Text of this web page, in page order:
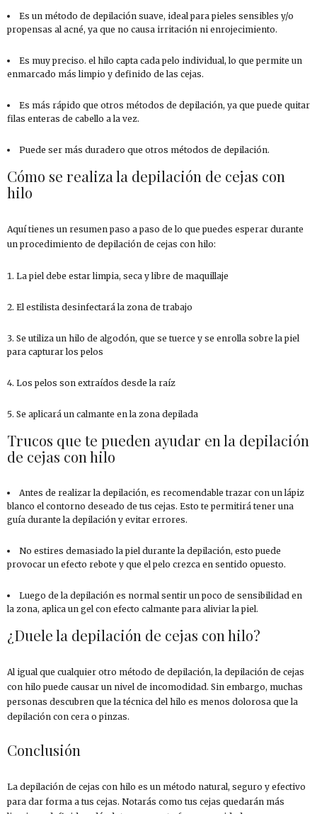
Es un método de depilación suave, ideal para pieles sensibles y/o
propensas al acné, ya que no causa irritación ni enrojecimiento.
Es muy preciso. el hilo capta cada pelo individual, lo que permite un
enmarcado más limpio y definido de las cejas.
Es más rápido que otros métodos de depilación, ya que puede quitar
filas enteras de cabello a la vez.
Puede ser más duradero que otros métodos de depilación.
Cómo se realiza la depilación de cejas con
hilo
Aquí tienes un resumen paso a paso de lo que puedes esperar durante
un procedimiento de depilación de cejas con hilo:
La piel debe estar limpia, seca y libre de maquillaje
El estilista desinfectará la zona de trabajo
Se utiliza un hilo de algodón, que se tuerce y se enrolla sobre la piel
para capturar los pelos
Los pelos son extraídos desde la raíz
Se aplicará un calmante en la zona depilada
Trucos que te pueden ayudar en la depilación
de cejas con hilo
Antes de realizar la depilación, es recomendable trazar con un lápiz
blanco el contorno deseado de tus cejas. Esto te permitirá tener una
guía durante la depilación y evitar errores.
No estires demasiado la piel durante la depilación, esto puede
provocar un efecto rebote y que el pelo crezca en sentido opuesto.
Luego de la depilación es normal sentir un poco de sensibilidad en
la zona, aplica un gel con efecto calmante para aliviar la piel.
¿Duele la depilación de cejas con hilo?
Al igual que cualquier otro método de depilación, la depilación de cejas
con hilo puede causar un nivel de incomodidad. Sin embargo, muchas
personas descubren que la técnica del hilo es menos dolorosa que la
depilación con cera o pinzas.
Conclusión
La depilación de cejas con hilo es un método natural, seguro y efectivo
para dar forma a tus cejas. Notarás como tus cejas quedarán más